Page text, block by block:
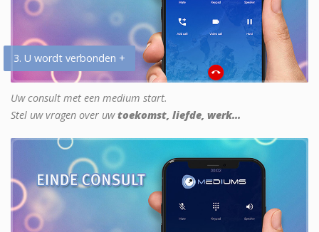
3. U wordt verbonden +
Uw consult met een medium start.
Stel uw vragen over uwtoekomst, liefde, werk...